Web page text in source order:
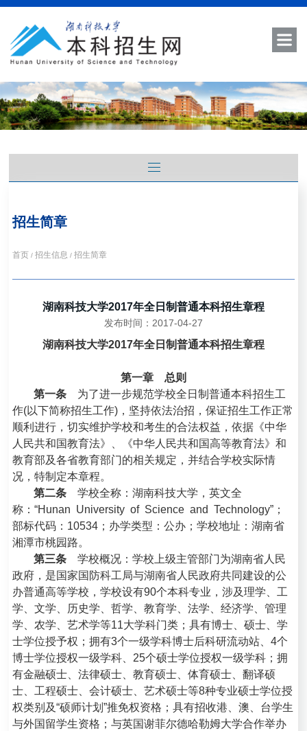
招生简章
首页/招生信息/招生简章
湖南科技大学2017年全日制普通本科招生章程
发布时间：2017-04-27
湖南科技大学2017年全日制普通本科招生章程
第一章 总则
第一条 为了进一步规范学校全日制普通本科招生工
作(以下简称招生工作)，坚持依法治招，保证招生工作正常
顺利进行，切实维护学校和考生的合法权益，依据《中华
人民共和国教育法》、《中华人民共和国高等教育法》和
教育部及各省教育部门的相关规定，并结合学校实际情
况，特制定本章程。
第二条 学校全称：湖南科技大学，英文全
称：“Hunan University of Science and Technology”；
部标代码：10534；办学类型：公办；学校地址：湖南省
湘潭市桃园路。
第三条 学校概况：学校上级主管部门为湖南省人民
政府，是国家国防科工局与湖南省人民政府共同建设的公
办普通高等学校，学校设有90个本科专业，涉及理学、工
学、文学、历史学、哲学、教育学、法学、经济学、管理
学、农学、艺术学等11大学科门类；具有博士、硕士、学
士学位授予权；拥有3个一级学科博士后科研流动站、4个
博士学位授权一级学科、25个硕士学位授权一级学科；拥
有金融硕士、法律硕士、教育硕士、体育硕士、翻译硕
士、工程硕士、会计硕士、艺术硕士等8种专业硕士学位授
权类别及“硕师计划”推免权资格；具有招收港、澳、台学生
与外国留学生资格；与英国谢菲尔德哈勒姆大学合作举办